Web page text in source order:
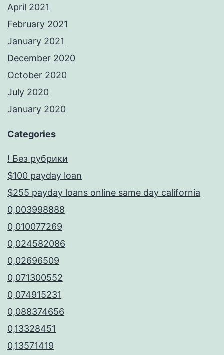
April 2021
February 2021
January 2021
December 2020
October 2020
July 2020
January 2020
Categories
! Без рубрики
$100 payday loan
$255 payday loans online same day california
0,003998888
0,010077269
0,024582086
0,02696509
0,071300552
0,074915231
0,088374656
0,13328451
0,13571419